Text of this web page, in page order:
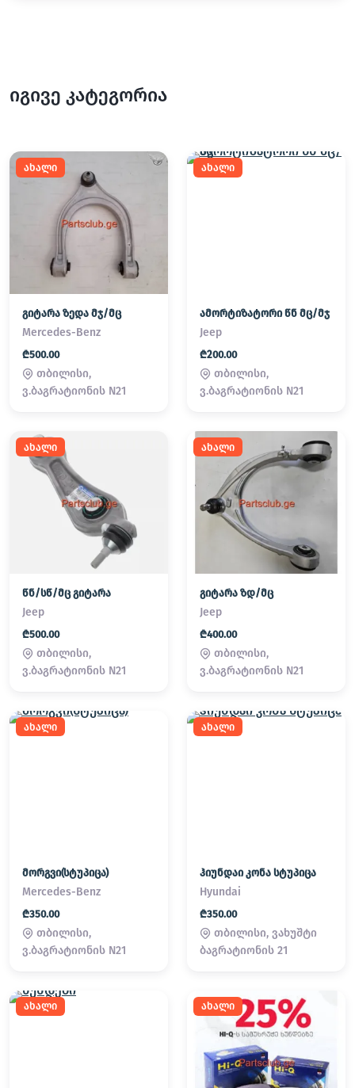
იგივე კატეგორია
ახალი
გიტარა ზედა მჯ/მც
Mercedes-Benz
₾500.00
თბილისი,
ვ.ბაგრატიონის N21
ახალი
ამორტიზატორი წნ მც/მჯ
Jeep
₾200.00
თბილისი,
ვ.ბაგრატიონის N21
ახალი
წნ/სწ/მც გიტარა
Jeep
₾500.00
თბილისი,
ვ.ბაგრატიონის N21
ახალი
გიტარა ზდ/მც
Jeep
₾400.00
თბილისი,
ვ.ბაგრატიონის N21
ახალი
მორგვი(სტუპიცა)
Mercedes-Benz
₾350.00
თბილისი,
ვ.ბაგრატიონის N21
ახალი
ჰიუნდაი კონა სტუპიცა
Hyundai
₾350.00
თბილისი, ვახუშტი
ბაგრატიონის 21
ახალი ახალი